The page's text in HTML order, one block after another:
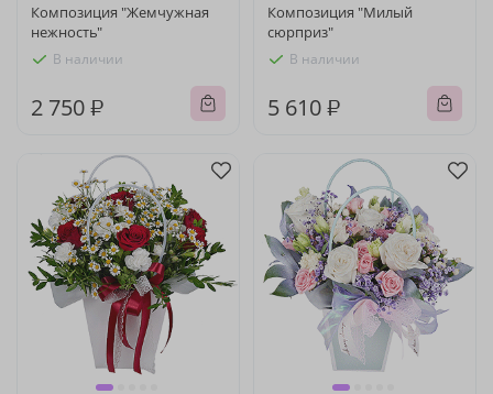
Композиция "Жемчужная
нежность"
В наличии
2 750 ₽
Композиция "Милый
сюрприз"
В наличии
5 610 ₽